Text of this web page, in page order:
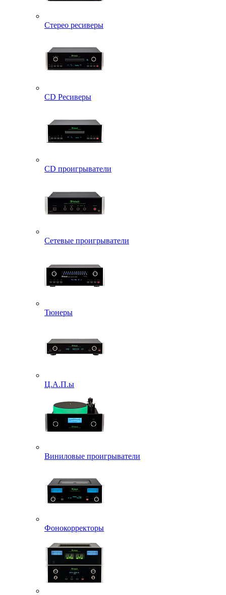
Стерео ресиверы
CD Ресиверы
CD проигрыватели
Сетевые проигрыватели
Тюнеры
Ц.А.П.ы
Виниловые проигрыватели
Фонокорректоры